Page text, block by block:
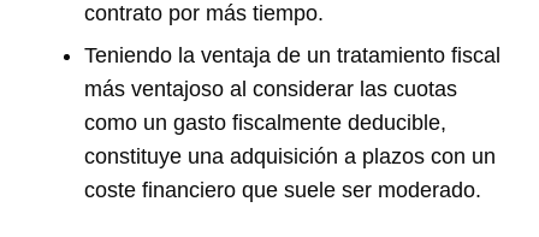
contrato por más tiempo.
Teniendo la ventaja de un tratamiento fiscal
más ventajoso al considerar las cuotas
como un gasto fiscalmente deducible,
constituye una adquisición a plazos con un
coste financiero que suele ser moderado.